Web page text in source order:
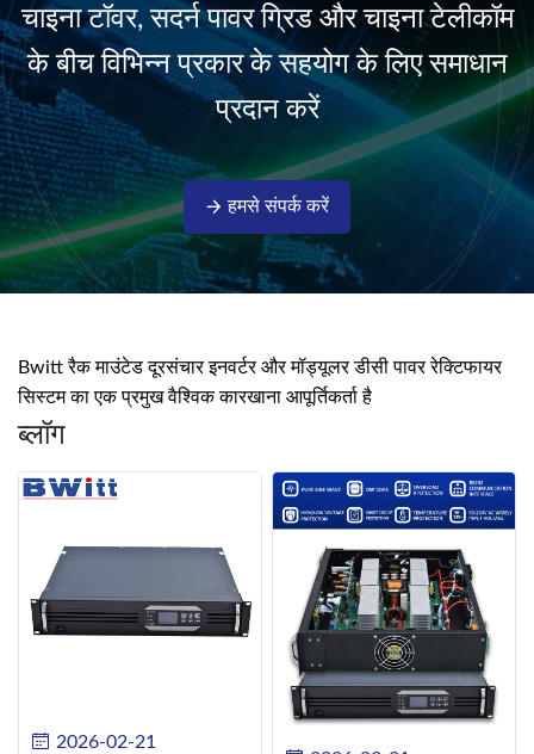
isolati...
चाइना टॉवर, सदर्न पावर ग्रिड और चाइना टेलीकॉम
के बीच विभिन्न प्रकार के सहयोग के लिए समाधान
प्रदान करें
हमसे संपर्क करें
Bwitt रैक माउंटेड दूरसंचार इनवर्टर और मॉड्यूलर डीसी पावर रेक्टिफायर
सिस्टम का एक प्रमुख वैश्विक कारखाना आपूर्तिकर्ता है
ब्लॉग
2026-02-21